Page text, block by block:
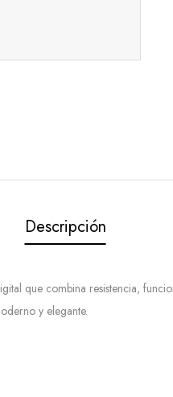
Descripción
que combina resistencia,
y elegante.